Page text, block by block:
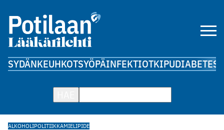
SYDÄNKEUHKOTSYÖPÄINFEKTIOTKIPUDIABETES
ALKOHOLIPOLITIIKKAMIELIPIDE